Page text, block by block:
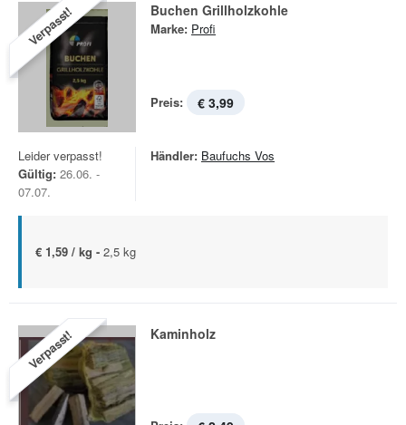
Verpasst! Buchen Grillholzkohle
Marke: Profi
Preis: € 3,99
Leider verpasst!
Gültig: 26.06. -
07.07.
Händler: Baufuchs Vos
€ 1,59 / kg - 2,5 kg
Verpasst! Kaminholz